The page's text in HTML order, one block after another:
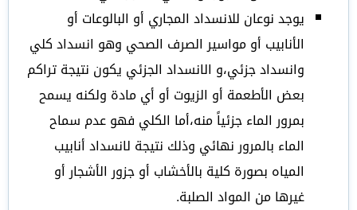
يوجد نوعان للانسداد المجاري أو البالوعات أو
الأنابيب أو مواسير الصرف الصحي وهو انسداد كلي
وانسداد جزئي،و الانسداد الجزئي يكون نتيجة تراكم
بعض الأطعمة أو الزيوت أو أي مادة ولكنه يسمح
بمرور الماء جزئياً منه،أما الكلي فهو عدم سماح
الماء بالمرور نهائي وذلك نتيجة لانسداد أنابيب
المياه بصورة كلية بالأخشاب أو جزور الأشجار أو
غيرها من المواد الصلبة.